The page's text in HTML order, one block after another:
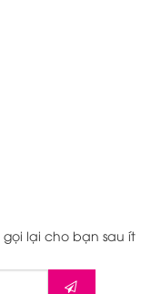
lại cho bạn sau ít